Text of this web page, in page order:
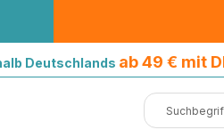
Deutschlands ab 49 € mit